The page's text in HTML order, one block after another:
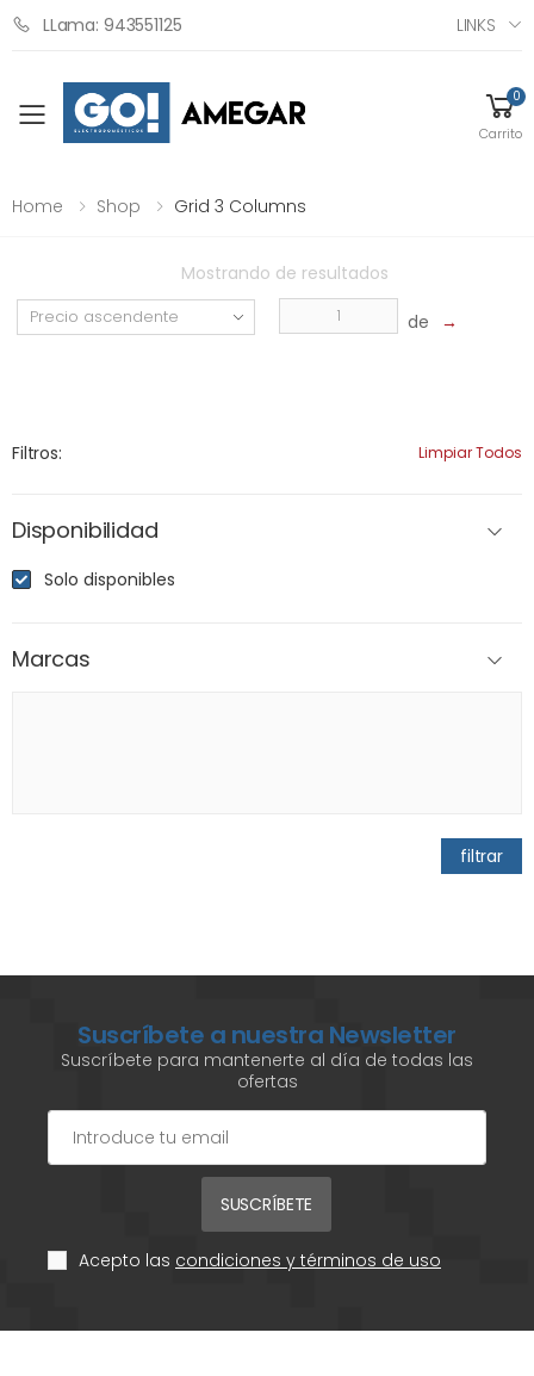
LLama: 943551125 LINKS
Toggle mobile menu
0
Carrito
Home Shop Grid 3 Columns
Mostrando de resultados
de →
Filtros: Limpiar Todos
Disponibilidad
Solo disponibles
Marcas
filtrar
Suscríbete a nuestra Newsletter
Suscríbete para mantenerte al día de todas las
ofertas
SUSCRÍBETE
Acepto las condiciones y términos de uso